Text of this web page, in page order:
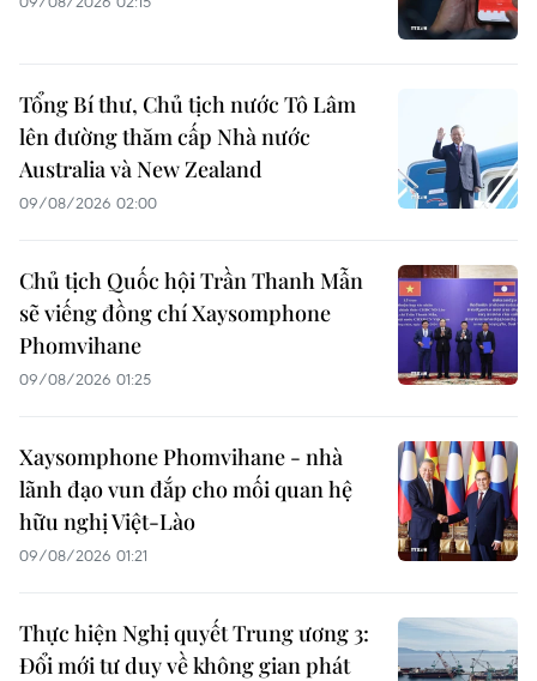
Tổng Bí thư, Chủ tịch nước Tô Lâm
lên đường thăm cấp Nhà nước
Australia và New Zealand
09/08/2026 02:00
Chủ tịch Quốc hội Trần Thanh Mẫn
sẽ viếng đồng chí Xaysomphone
Phomvihane
09/08/2026 01:25
Xaysomphone Phomvihane - nhà
lãnh đạo vun đắp cho mối quan hệ
hữu nghị Việt-Lào
09/08/2026 01:21
Thực hiện Nghị quyết Trung ương 3:
Đổi mới tư duy về không gian phát